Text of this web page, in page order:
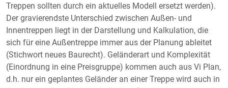
Treppen sollten durch ein aktuelles Modell ersetzt werden).
Der gravierendste Unterschied zwischen Außen- und
Innentreppen liegt in der Darstellung und Kalkulation, die
sich für eine Außentreppe immer aus der Planung ableitet
(Stichwort neues Baurecht). Geländerart und Komplexität
(Einordnung in eine Preisgruppe) kommen auch aus Vi Plan,
d.h. nur ein geplantes Geländer an einer Treppe wird auch in